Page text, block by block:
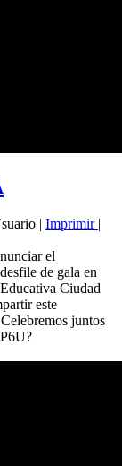
| Imprimir |
el
de gala en
Ciudad
este
juntos